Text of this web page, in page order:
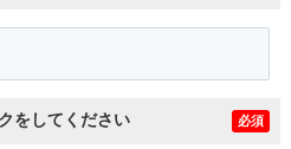
をしてください 必須